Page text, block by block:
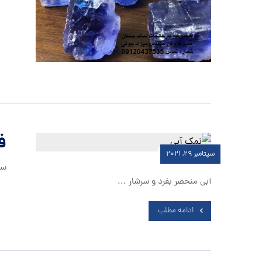
سپتامبر ۲۹, ۲۰۲۱
آبی منحصر بفرد و سرشار ...
ادامه مطلب